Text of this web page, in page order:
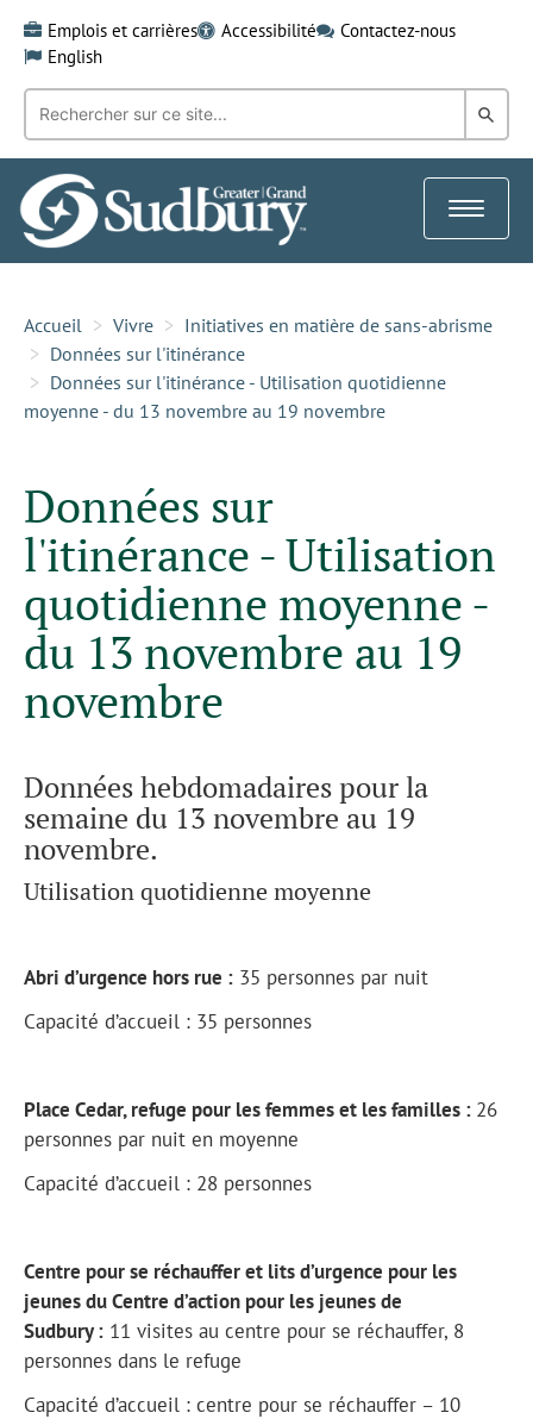
content
Emplois et carrières Accessibilité
Contactez-nous
English
Recherche
mot-
clé:
dans
Toggle
Accueil Vivre
Initiatives en matière de sans-abrisme
Données sur l'itinérance
Données sur l'itinérance - Utilisation quotidienne
moyenne - du 13 novembre au 19 novembre
Données sur
l'itinérance - Utilisation
quotidienne moyenne -
du 13 novembre au 19
novembre
Données hebdomadaires pour la
semaine du 13 novembre au 19
novembre.
Utilisation quotidienne moyenne
Abri d’urgence hors rue : 35 personnes par nuit
Capacité d’accueil : 35 personnes
Place Cedar, refuge pour les femmes et les familles : 26
personnes par nuit en moyenne
Capacité d’accueil : 28 personnes
Centre pour se réchauffer et lits d’urgence pour les
jeunes du Centre d’action pour les jeunes de
Sudbury : 11 visites au centre pour se réchauffer, 8
personnes dans le refuge
Capacité d’accueil : centre pour se réchauffer – 10